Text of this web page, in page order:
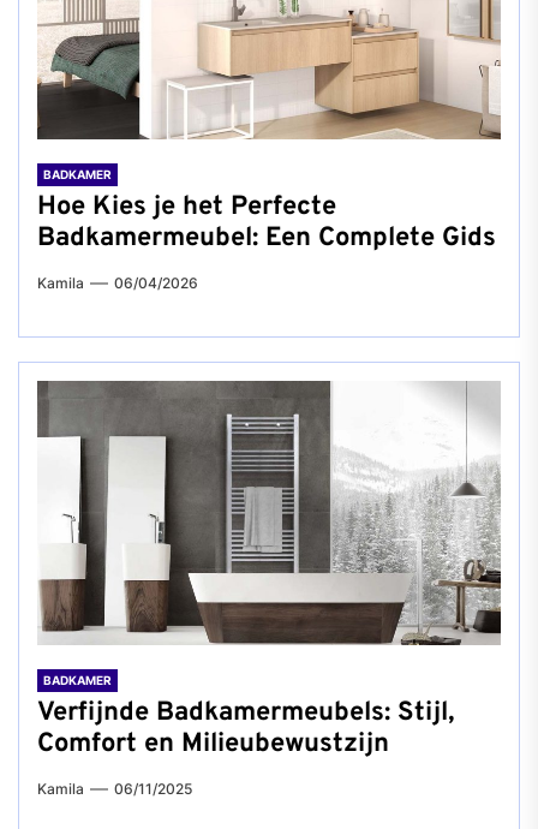
BADKAMER
Hoe Kies je het Perfecte
Badkamermeubel: Een Complete Gids
Kamila 06/04/2026
BADKAMER
Verfijnde Badkamermeubels: Stijl,
Comfort en Milieubewustzijn
Kamila 06/11/2025